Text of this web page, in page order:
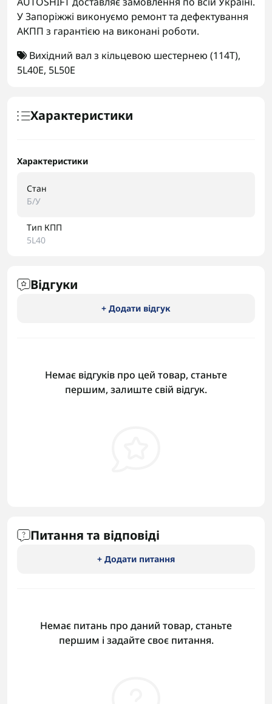
У Запоріжжі виконуємо ремонт та дефектування
АКПП з гарантією на виконані роботи.
Вихідний вал з кільцевою шестернею (114T),
5L40E, 5L50E
Характеристики
Характеристики
Стан
Б/У
Тип КПП
5L40
Відгуки
+ Додати відгук
Немає відгуків про цей товар, станьте
першим, залиште свій відгук.
Питання та відповіді
+ Додати питання
Немає питань про даний товар, станьте
першим і задайте своє питання.